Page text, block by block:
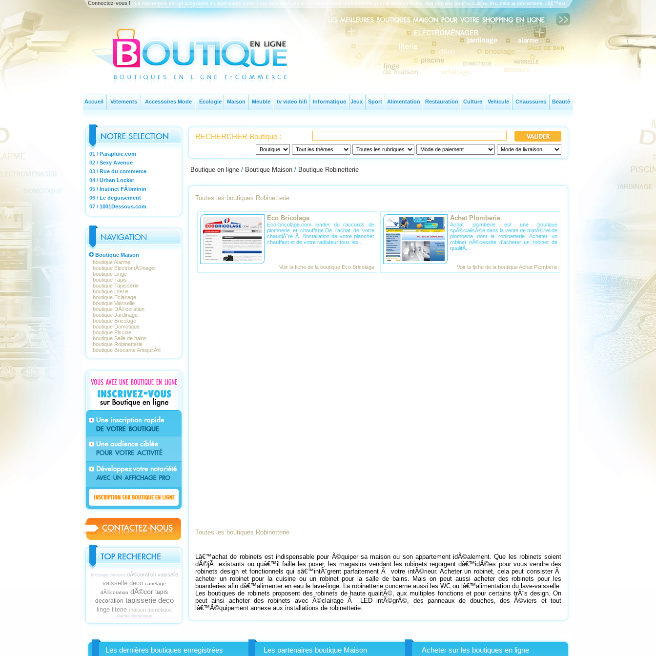
Connectez-vous ! - La robinetterie est un accessoire indispensable dans toute habitation. Ainsi, on peut acheter des robinets pour la salle de bains, des robinets pour la cuisine, etc. mais la robinetterie, câ€™est
aussi tout lâ€™Ã©quipement dâ€™arrivÃ©e dâ€™eau pour les lave-linge, les lave-vaisselle, les WC ou encore les douches ou baignoires. Les robinets sont dÃ©sormais de vÃ©ritables accessoires design Ã
Accueil Vetements Accessoires Mode Ecologie Maison Meuble tv video hifi Informatique Jeux Sport Alimentation Restauration Culture Vehicule Chaussures Beauté
01 / Parapluie.com
02 / Sexy Avenue
03 / Rue du commerce
04 / Urban Locker
05 / Instinct FÃ©minin
06 / Le deguisement
07 / 1001Dessous.com
Boutique Maison
boutique Alarme
boutique ElectromÃ©nager
boutique Linge
boutique Tapis
boutique Tapisserie
boutique Literie
boutique Eclairage
boutique Vaisselle
boutique DÃ©coration
boutique Jardinage
boutique Bricolage
boutique Domotique
boutique Piscine
boutique Salle de bains
boutique Robinetterie
boutique Brocante AntiquitÃ©
bricolage maison dÃ©coration vaisselle
vaisselle deco carrelage
dÃ©coration dÃ©cor tapis
decoration tapisserie deco
linge literie maison domotique
alarme domotique
RECHERCHER Boutique :
Boutique en ligne / Boutique Maison / Boutique Robinetterie
Toutes les boutiques Robinetterie
Eco Bricolage
Eco-bricolage.com leader du raccords de
plomberie et chauffage.De l'achat de votre
chaudiÃ¨re Ã l'installation de votre plancher
chauffant et de votre radiateur tous les...
Voir la fiche de la boutique Eco Bricolage
Achat Plomberie
Achat plomberie est une boutique
spÃ©cialisÃ©e dans la vente de matÃ©riel de
plomberie dont la robinetterie. Acheter un
robinet nÃ©cessite d'acheter un robinet de
qualitÃ...
Voir la fiche de la boutique Achat Plomberie
Toutes les boutiques Robinetterie
Lâ€™achat de robinets est indispensable pour Ã©quiper sa maison ou son appartement idÃ©alement. Que les robinets soient
dÃ©jÃ existants ou quâ€™il faille les poser, les magasins vendant les robinets regorgent dâ€™idÃ©es pour vous vendre des
robinets design et fonctionnels qui sâ€™intÃ¨grent parfaitement Ã votre intÃ©rieur. Acheter un robinet, cela peut consister Ã
acheter un robinet pour la cuisine ou un robinet pour la salle de bains. Mais on peut aussi acheter des robinets pour les
buanderies afin dâ€™alimenter en eau le lave-linge. La robinetterie concerne aussi les WC ou lâ€™alimentation du lave-vaisselle.
Les boutiques de robinets proposent des robinets de haute qualitÃ©, aux multiples fonctions et pour certains trÃ¨s design. On
peut ainsi acheter des robinets avec Ã©clairage Ã LED intÃ©grÃ©, des panneaux de douches, des Ã©viers et tout
lâ€™Ã©quipement annexe aux installations de robinetterie.
Les dernières boutiques enregistrées Les partenaires boutique Maison Acheter sur les boutiques en ligne